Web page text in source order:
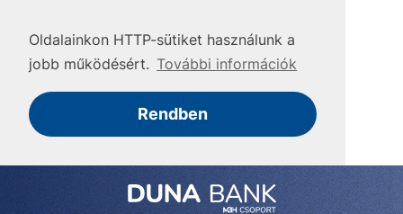
Oldalainkon HTTP-sütiket használunk a
jobb működésért. További információk
Rendben